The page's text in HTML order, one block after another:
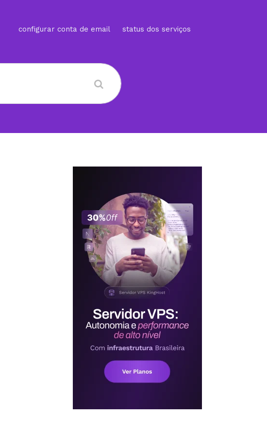
configurar conta de email status dos serviços